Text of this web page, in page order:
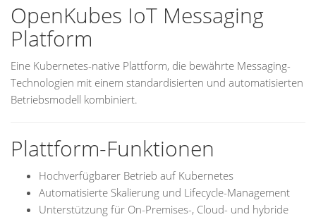
OpenKubes IoT Messaging
Platform
Eine Kubernetes-native Plattform, die bewährte Messaging-
Technologien mit einem standardisierten und automatisierten
Betriebsmodell kombiniert.
Plattform-Funktionen
Hochverfügbarer Betrieb auf Kubernetes
Automatisierte Skalierung und Lifecycle-Management
Unterstützung für On-Premises-, Cloud- und hybride